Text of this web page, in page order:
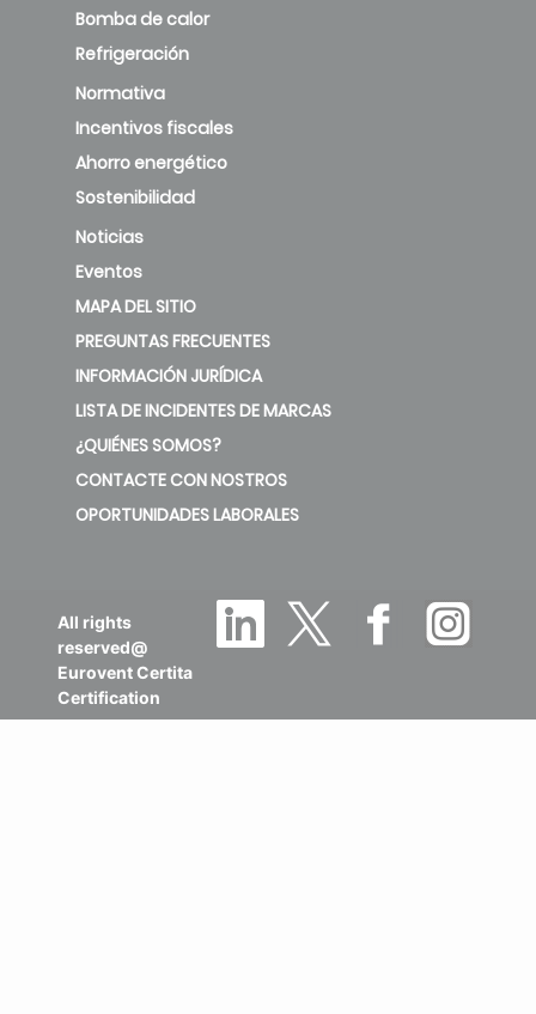
Bomba de calor
Refrigeración
Normativa
Incentivos fiscales
Ahorro energético
Sostenibilidad
Noticias
Eventos
MAPA DEL SITIO
PREGUNTAS FRECUENTES
INFORMACIÓN JURÍDICA
LISTA DE INCIDENTES DE MARCAS
¿QUIÉNES SOMOS?
CONTACTE CON NOSTROS
OPORTUNIDADES LABORALES
All rights
reserved@
Eurovent Certita
Certification